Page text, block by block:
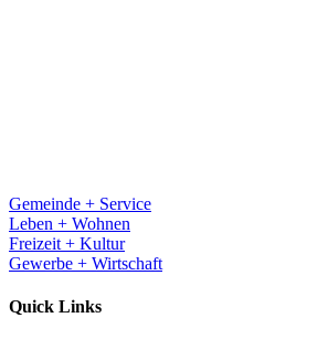
Gemeinde + Service
Leben + Wohnen
Freizeit + Kultur
Gewerbe + Wirtschaft
Quick Links